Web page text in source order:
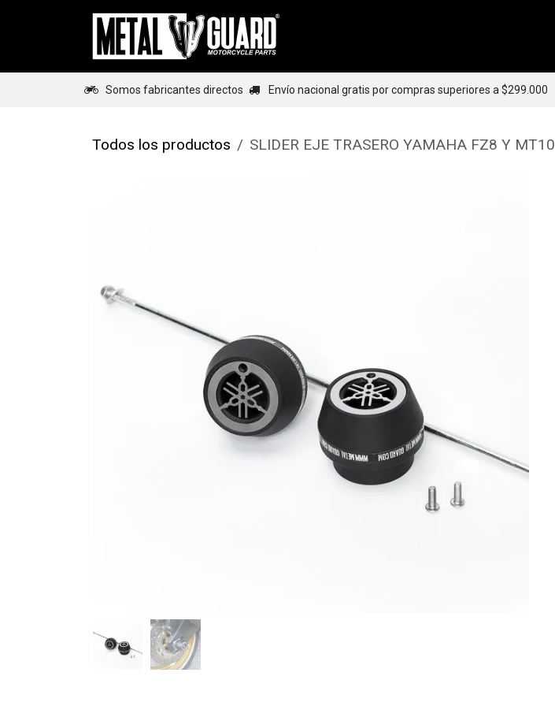
Ir al contenido
Somos fabricantes directos Envío nacional gratis por compras superiores a $299.000
Todos los productos SLIDER EJE TRASERO YAMAHA FZ8 Y MT10